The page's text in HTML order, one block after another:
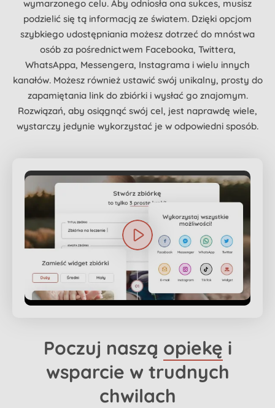
wymarzonego celu. Aby odniosła ona sukces, musisz
podzielić się tą informacją ze światem. Dzięki opcjom
szybkiego udostępniania możesz dotrzeć do mnóstwa
osób za pośrednictwem Facebooka, Twittera,
WhatsAppa, Messengera, Instagrama i wielu innych
kanałów. Możesz również ustawić swój unikalny, prosty do
zapamiętania link do zbiórki i wysłać go znajomym.
Rozwiązań, aby osiągnąć swój cel, jest naprawdę wiele,
wystarczy jedynie wykorzystać je w odpowiedni sposób.
Poczuj naszą opiekę i
wsparcie w trudnych
chwilach